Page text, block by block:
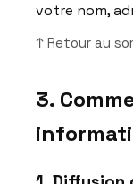
votre nom,
↑ Retour au
3.